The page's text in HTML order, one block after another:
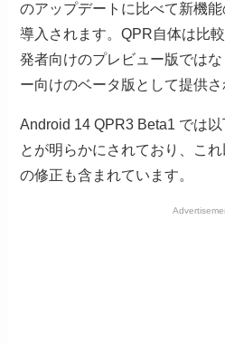
のアップデートに比べて新機
導入されます。QPR自体は比
発者向けのプレビュー版では
ー向けのベータ版として提供さ
Android 14 QPR3 Beta1 では
とが明らかにされており、こ
の修正も含まれています。